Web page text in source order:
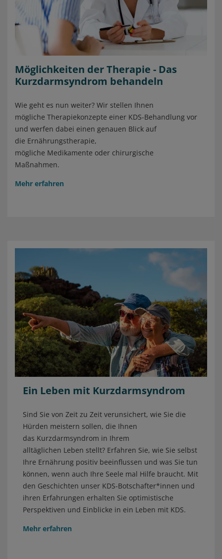
Möglichkeiten der Therapie - Das
Kurzdarmsyndrom behandeln
Wie geht es nun weiter? Wir stellen Ihnen
mögliche Therapiekonzepte einer KDS-Behandlung vor
und werfen dabei einen genauen Blick auf
die Ernährungstherapie,
mögliche Medikamente oder chirurgische
Maßnahmen.
Mehr erfahren
Ein Leben mit Kurzdarmsyndrom
Sind Sie von Zeit zu Zeit verunsichert, wie Sie die
Hürden meistern sollen, die Ihnen
das Kurzdarmsyndrom in Ihrem
alltäglichen Leben stellt? Erfahren Sie, wie Sie selbst
Ihre Ernährung positiv beeinflussen und was Sie tun
können, wenn auch Ihre Seele mal Hilfe braucht. Mit
den Geschichten unser KDS-Botschafter*innen und
ihren Erfahrungen erhalten Sie optimistische
Perspektiven und Einblicke in ein Leben mit KDS.
Mehr erfahren